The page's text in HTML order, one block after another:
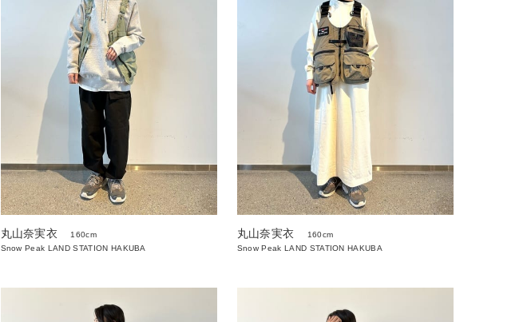
丸山奈実衣
160cm
Snow Peak LAND STATION HAKUBA
丸山奈実衣
160cm
Snow Peak LAND STATION HAKUBA